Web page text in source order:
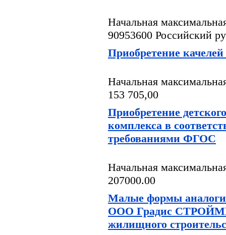
Начальная
90953600 Российский
Приобретение
Начальная
153 705,00
Приобретение
комплекса в
требованиями ФГОС
Начальная
207000.00
Малые формы
ООО Градис
жилищного